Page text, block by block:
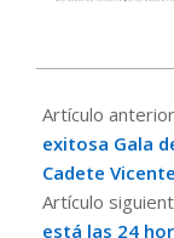
04-
26
Artículo
exitosa Gala
Cadete
Artículo
está las 24